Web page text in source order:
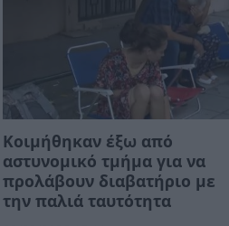
Κοιμήθηκαν έξω από
αστυνομικό τμήμα για να
προλάβουν διαβατήριο με
την παλιά ταυτότητα